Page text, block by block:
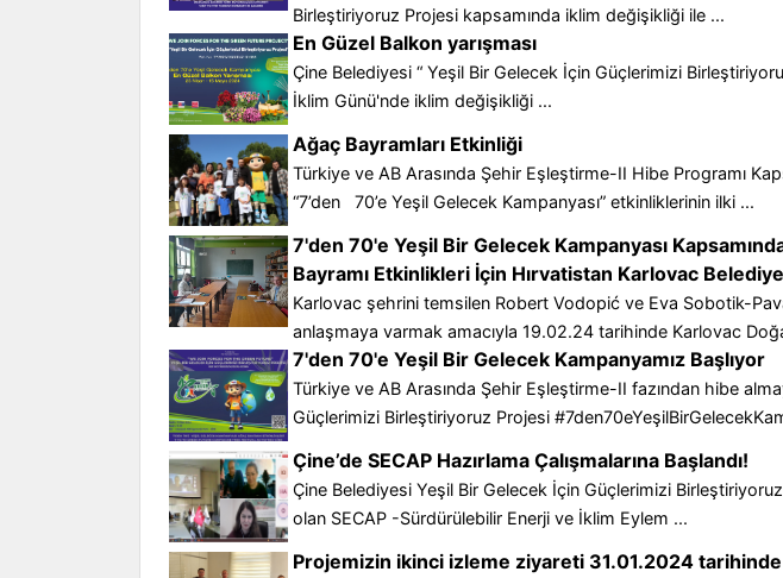
Birleştiriyoruz Projesi kapsamında iklim değişikliği ile ...
En Güzel Balkon yarışması
Çine Belediyesi “ Yeşil Bir Gelecek İçin Güçlerimizi
İklim Günü'nde iklim değişikliği ...
Ağaç Bayramları Etkinliği
Türkiye ve AB Arasında Şehir Eşleştirme-II Hibe Programı
“7’den 70’e Yeşil Gelecek Kampanyası” etkinliklerinin ilki ...
7'den 70'e Yeşil Bir Gelecek Kampanyası
Bayramı Etkinlikleri İçin Hırvatistan Karlovac
Karlovac şehrini temsilen Robert Vodopić ve Eva Sobotik-
anlaşmaya varmak amacıyla 19.02.24 tarihinde Karlovac
7'den 70'e Yeşil Bir Gelecek Kampanyamız Başlıyor
Türkiye ve AB Arasında Şehir Eşleştirme-II fazından hibe
Güçlerimizi Birleştiriyoruz Projesi
Çine’de SECAP Hazırlama Çalışmalarına Başlandı!
Çine Belediyesi Yeşil Bir Gelecek İçin Güçlerimizi
olan SECAP -Sürdürülebilir Enerji ve İklim Eylem ...
Projemizin ikinci izleme ziyareti 31.01.2024